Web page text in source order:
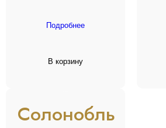
Подробнее
В корзину
Солонобль